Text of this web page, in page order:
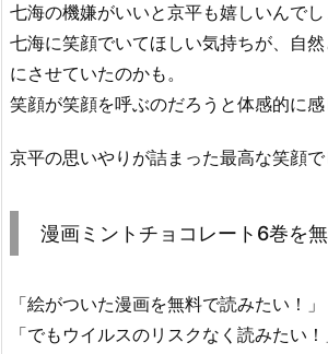
七海の機嫌がいいと京平も嬉しいんでし
七海に笑顔でいてほしい気持ちが、自
にさせていたのかも。
笑顔が笑顔を呼ぶのだろうと体感的に感
京平の思いやりが詰まった最高な笑顔で
漫画ミントチョコレート6巻を
「絵がついた漫画を無料で読みたい！」
「でもウイルスのリスクなく読みたい！